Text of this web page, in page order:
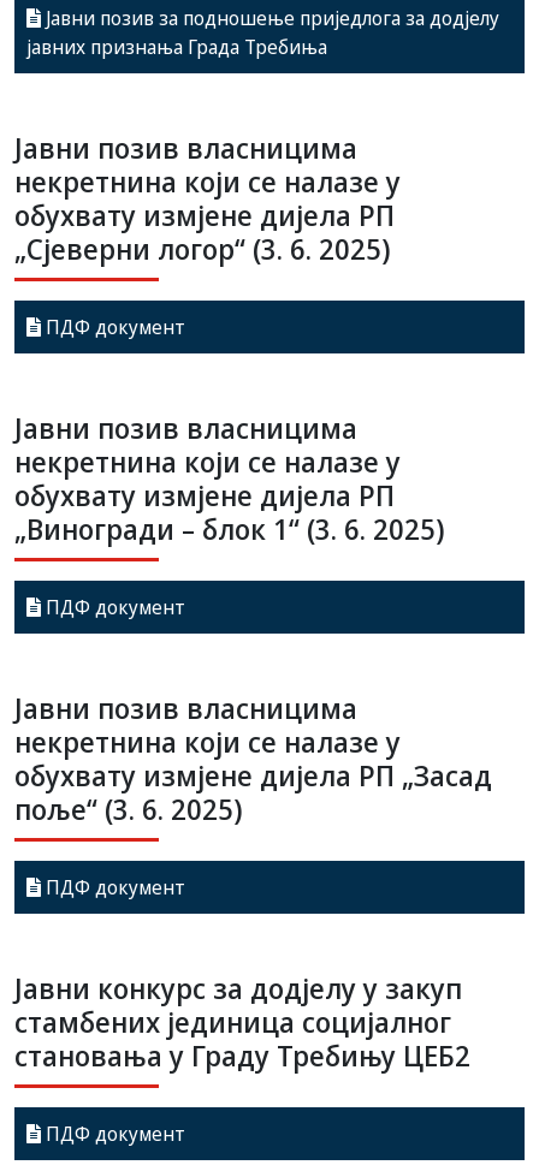
Јавни позив за подношење приједлога за додјелу
јавних признања Града Требиња
Јавни позив власницима
некретнина који се налазе у
обухвату измјене дијела РП
„Сјеверни логор“ (3. 6. 2025)
ПДФ документ
Јавни позив власницима
некретнина који се налазе у
обухвату измјене дијела РП
„Виногради – блок 1“ (3. 6. 2025)
ПДФ документ
Јавни позив власницима
некретнина који се налазе у
обухвату измјене дијела РП „Засад
поље“ (3. 6. 2025)
ПДФ документ
Jaвни конкурс за додјелу у закуп
стамбених јединица социјалног
становања у Граду Требињу ЦЕБ2
ПДФ документ